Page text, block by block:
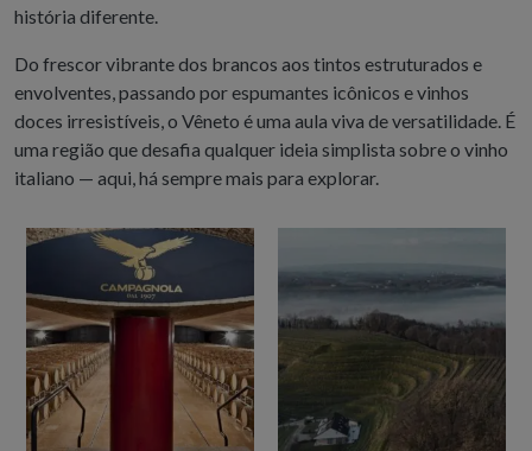
história diferente.
Do frescor vibrante dos brancos aos tintos estruturados e
envolventes, passando por espumantes icônicos e vinhos
doces irresistíveis, o Vêneto é uma aula viva de versatilidade. É
uma região que desafia qualquer ideia simplista sobre o vinho
italiano — aqui, há sempre mais para explorar.